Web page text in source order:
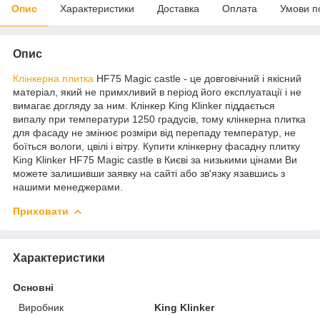
Опис Характеристики Доставка Оплата Умови
Опис
Клінкерна плитка HF75 Magic castle - це довговічний і якісний
матеріал, який не примхливий в період його експлуатації і не
вимагає догляду за ним. Клінкер King Klinker піддається
випалу при температури 1250 градусів, тому клінкерна плитка
для фасаду не змінює розміри від перепаду температур, не
боїться вологи, цвілі і вітру. Купити клінкерну фасадну плитку
King Klinker HF75 Magic castle в Києві за низькими цінами Ви
можете залишивши заявку на сайті або зв'язку язавшись з
нашими менеджерами.
Приховати
Характеристики
Основні
Виробник
King Klinker